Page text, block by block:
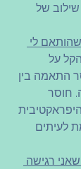
של
שהותאם לי
על
התאמה בין
חוסר
לעיתים
שאני רגישה